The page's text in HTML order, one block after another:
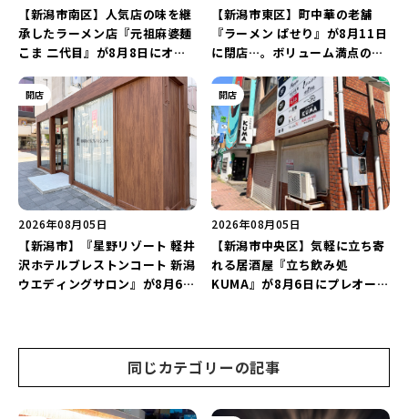
【新潟市南区】人気店の味を継
承したラーメン店『元祖麻婆麺
こま 二代目』が8月8日にオー
た「麻婆麺」を復刻♪
【新潟市東区】町中華の老舗
『ラーメン ぱせり』が8月11日
に閉店…。ボリューム満点の名
開店
2026年08月05日
【新潟市】『星野リゾート 軽井
沢ホテルブレストンコート 新潟
ウエディングサロン』が8月6日
開店
2026年08月05日
【新潟市中央区】気軽に立ち寄
れる居酒屋『立ち飲み処
KUMA』が8月6日にプレオープ
同じカテゴリーの記事